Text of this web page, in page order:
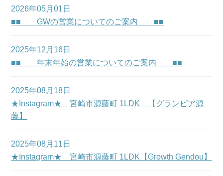
2026年05月01日
■■ GWの営業についてのご案内 ■■
2025年12月16日
■■ 年末年始の営業についてのご案内 ■■
2025年08月18日
★Instagram★ 宮崎市源藤町 1LDK 【グランピア源
藤】
2025年08月11日
★Instagram★ 宮崎市源藤町 1LDK【Growth Gendou】